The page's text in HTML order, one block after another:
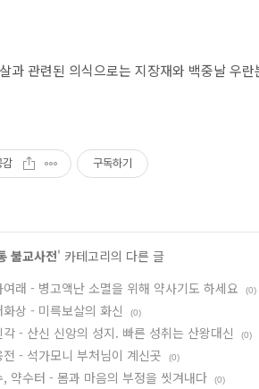
과 관련된 의식으로는 지장재와 백중날 우란
감 구독하기
불교사전' 카테고리의 다른 글
여래 - 병고액난 소멸을 위해 약사기도 하세요
(0)
화상 - 미륵보살의 화신 (0)
각 - 산신 신앙의 성지. 빠른 성취는 산왕대신 (0)
전 - 석가모니 부처님이 계신곳 (0)
, 약수터 - 몸과 마음의 부정을 씻겨내다 (0)